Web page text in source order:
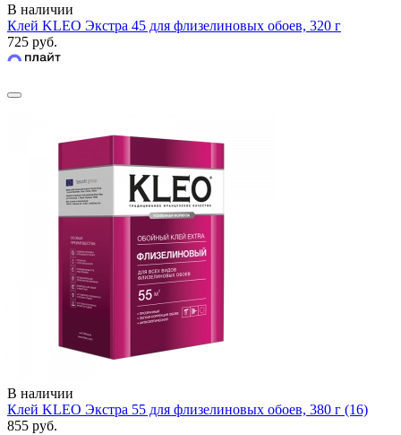
В наличии
Клей KLEO Экстра 45 для флизелиновых обоев, 320 г
725 руб.
В наличии
Клей KLEO Экстра 55 для флизелиновых обоев, 380 г (16)
855 руб.